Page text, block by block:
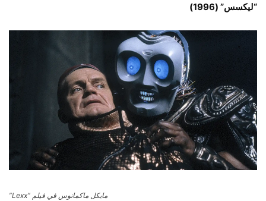
“ليكسس” (1996)
مايكل ماكمانوس في فيلم “Lexx”